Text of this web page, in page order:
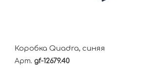
Коробка Quadra, синяя
Арт. gf-12679.40